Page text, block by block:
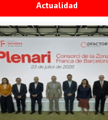
Actualidad